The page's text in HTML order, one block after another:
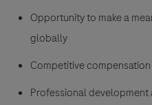
Opportunity to make a
globally
Competitive
Professional